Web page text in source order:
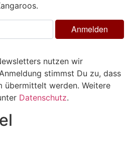
nutzen wir
stimmst Du zu, dass
übermittelt werden. Weitere
Datenschutz.